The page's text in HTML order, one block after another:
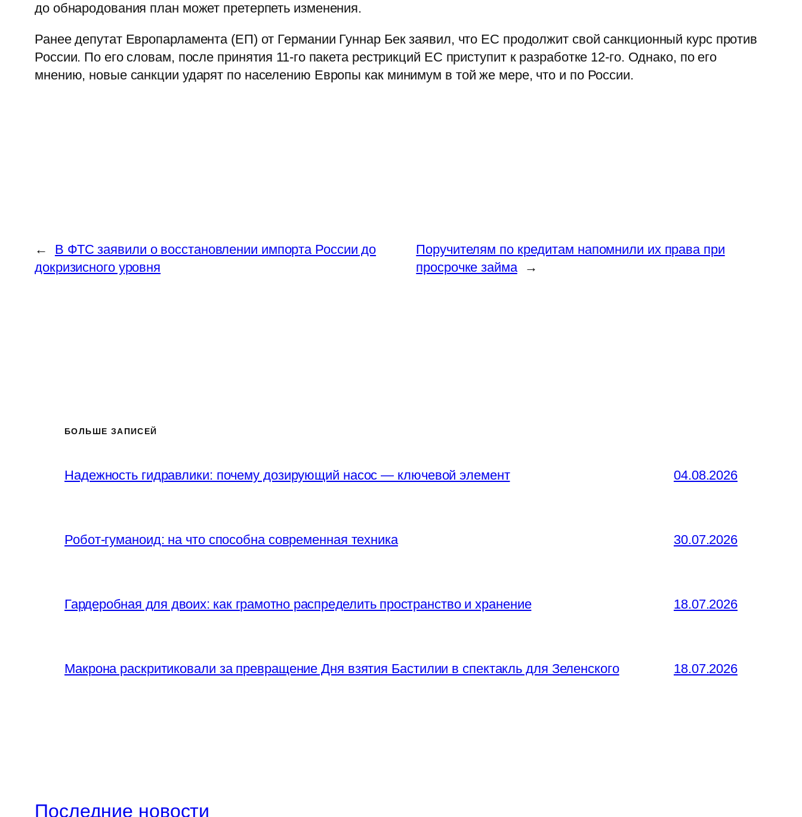
до обнародования план может претерпеть изменения.
Ранее депутат Европарламента (ЕП) от Германии Гуннар Бек заявил, что ЕС продолжит свой санкционный курс против
России. По его словам, после принятия 11-го пакета рестрикций ЕС приступит к разработке 12-го. Однако, по его
мнению, новые санкции ударят по населению Европы как минимум в той же мере, что и по России.
←
В ФТС заявили о восстановлении импорта России до
докризисного уровня
Поручителям по кредитам напомнили их права при
просрочке займа
→
БОЛЬШЕ ЗАПИСЕЙ
Надежность гидравлики: почему дозирующий насос — ключевой элемент 04.08.2026
Робот-гуманоид: на что способна современная техника 30.07.2026
Гардеробная для двоих: как грамотно распределить пространство и хранение 18.07.2026
Макрона раскритиковали за превращение Дня взятия Бастилии в спектакль для Зеленского 18.07.2026
Последние новости